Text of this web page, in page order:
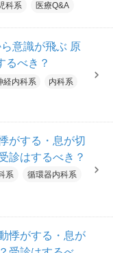
科系 医療Q&A
意識が飛ぶ 原
るべき？
経内科系
内科系
がする・息が切
診はするべき？
系 循環器内科系
悸がする・息が